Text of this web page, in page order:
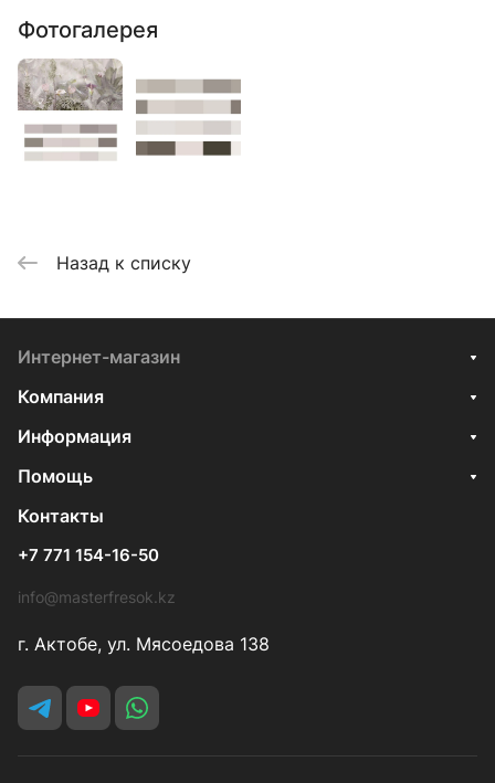
Фотогалерея
Назад к списку
Интернет-магазин
Компания
Информация
Помощь
Контакты
+7 771 154-16-50
info@masterfresok.kz
г. Актобе, ул. Мясоедова 138